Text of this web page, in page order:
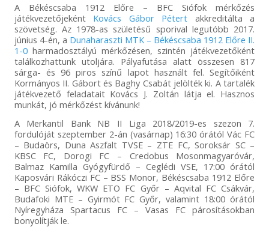
A Békéscsaba 1912 Előre – BFC Siófok mérkőzés
játékvezetőjeként Kovács Gábor Pétert akkreditálta a
szövetség. Az 1978-as születésű sporival legutóbb 2017.
június 4-én, a Dunaharaszti MTK – Békéscsaba 1912 Előre II.
1-0harmadosztályú mérkőzésen, szintén játékvezetőként
találkozhattunk utoljára. Pályafutása alatt összesen 817
sárga- és 96 piros színű lapot használt fel. Segítőiként
Kormányos II. Gábort és Baghy Csabát jelölték ki. A tartalék
játékvezető feladatait Kovács J. Zoltán látja el. Hasznos
munkát, jó mérkőzést kívánunk!
A Merkantil Bank NB II Liga 2018/2019-es szezon 7.
fordulóját szeptember 2-án (vasárnap) 16:30 órától Vác FC
– Budaörs, Duna Aszfalt TVSE – ZTE FC, Soroksár SC –
KBSC FC, Dorogi FC – Credobus Mosonmagyaróvár,
Balmaz Kamilla Gyógyfürdő – Ceglédi VSE, 17:00 órától
Kaposvári Rákóczi FC – BSS Monor, Békéscsaba 1912 Előre
– BFC Siófok, WKW ETO FC Győr – Aqvital FC Csákvár,
Budafoki MTE – Gyirmót FC Győr, valamint 18:00 órától
Nyíregyháza Spartacus FC – Vasas FC párosításokban
bonyolítják le.